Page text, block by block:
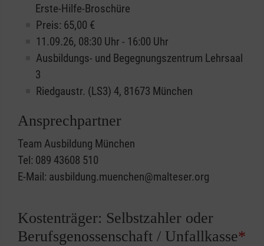
Erste-Hilfe-Broschüre
Preis: 65,00 €
11.09.26, 08:30 Uhr - 16:00 Uhr
Ausbildungs- und Begegnungszentrum Lehrsaal
3
Riedgaustr. (LS3) 4, 81673 München
Ansprechpartner
Team Ausbildung München
Tel: 089 43608 510
E-Mail: ausbildung.muenchen@malteser.org
Kostenträger: Selbstzahler oder
Berufsgenossenschaft / Unfallkasse*